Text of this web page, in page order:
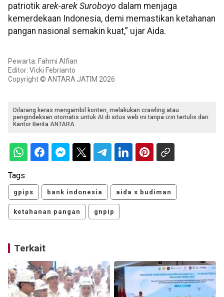
patriotik arek-arek Suroboyo dalam menjaga
kemerdekaan Indonesia, demi memastikan ketahanan
pangan nasional semakin kuat,” ujar Aida.
Pewarta: Fahmi Alfian
Editor: Vicki Febrianto
Copyright © ANTARA JATIM 2026
Dilarang keras mengambil konten, melakukan crawling atau
pengindeksan otomatis untuk AI di situs web ini tanpa izin tertulis dari
Kantor Berita ANTARA.
Tags:
gpips bank indonesia aida s budiman
ketahanan pangan gnpip
Terkait